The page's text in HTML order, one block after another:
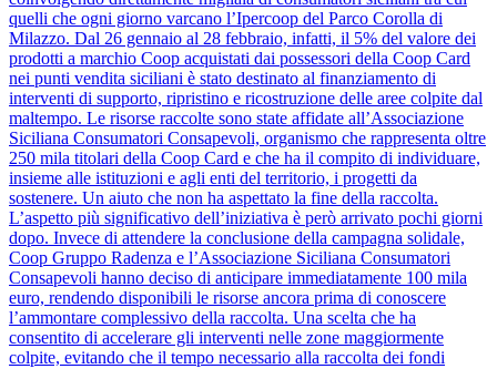
quelli che ogni giorno varcano l’Ipercoop del Parco Corolla di
Milazzo. Dal 26 gennaio al 28 febbraio, infatti, il 5% del valore dei
prodotti a marchio Coop acquistati dai possessori della Coop Card
nei punti vendita siciliani è stato destinato al finanziamento di
interventi di supporto, ripristino e ricostruzione delle aree colpite dal
maltempo. Le risorse raccolte sono state affidate all’Associazione
Siciliana Consumatori Consapevoli, organismo che rappresenta oltre
250 mila titolari della Coop Card e che ha il compito di individuare,
insieme alle istituzioni e agli enti del territorio, i progetti da
sostenere. Un aiuto che non ha aspettato la fine della raccolta.
L’aspetto più significativo dell’iniziativa è però arrivato pochi giorni
dopo. Invece di attendere la conclusione della campagna solidale,
Coop Gruppo Radenza e l’Associazione Siciliana Consumatori
Consapevoli hanno deciso di anticipare immediatamente 100 mila
euro, rendendo disponibili le risorse ancora prima di conoscere
l’ammontare complessivo della raccolta. Una scelta che ha
consentito di accelerare gli interventi nelle zone maggiormente
colpite, evitando che il tempo necessario alla raccolta dei fondi